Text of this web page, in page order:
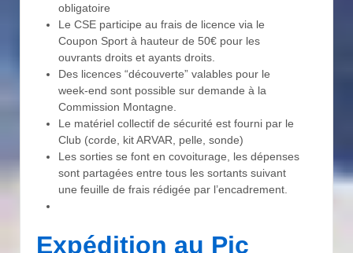
obligatoire
Le CSE participe au frais de licence via le
Coupon Sport à hauteur de 50€ pour les
ouvrants droits et ayants droits.
Des licences “découverte” valables pour le
week-end sont possible sur demande à la
Commission Montagne.
Le matériel collectif de sécurité est fourni par le
Club (corde, kit ARVAR, pelle, sonde)
Les sorties se font en covoiturage, les dépenses
sont partagées entre tous les sortants suivant
une feuille de frais rédigée par l’encadrement.
Expédition au Pic